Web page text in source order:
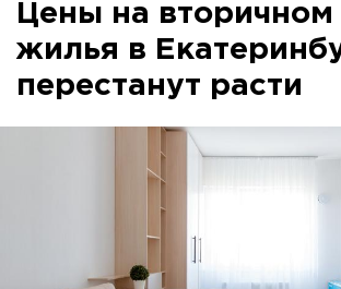
Цены на
жилья в
перестанут расти